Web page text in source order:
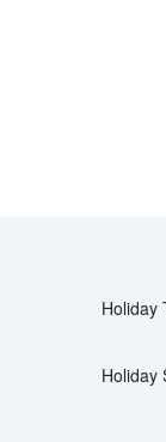
Holiday
Holiday